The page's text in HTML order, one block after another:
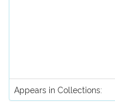
Appears in Collections: